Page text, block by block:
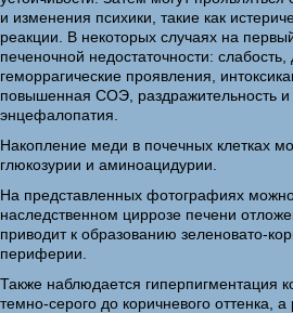
и изменения психики, такие как
реакции. В некоторых случаях на
печеночной недостаточности: слабость,
геморрагические проявления,
повышенная СОЭ, раздражительность и
энцефалопатия.
Накопление меди в почечных клетках
глюкозурии и аминоацидурии.
На представленных фотографиях можно
наследственном циррозе печени
приводит к образованию зеленовато-
периферии.
Также наблюдается гиперпигментация
темно-серого до коричневого оттенка,